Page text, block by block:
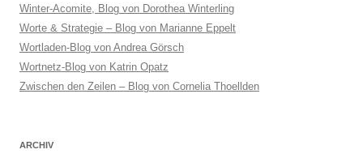
Winter-Acomite, Blog von Dorothea Winterling
Worte & Strategie – Blog von Marianne Eppelt
Wortladen-Blog von Andrea Görsch
Wortnetz-Blog von Katrin Opatz
Zwischen den Zeilen – Blog von Cornelia Thoellden
ARCHIV